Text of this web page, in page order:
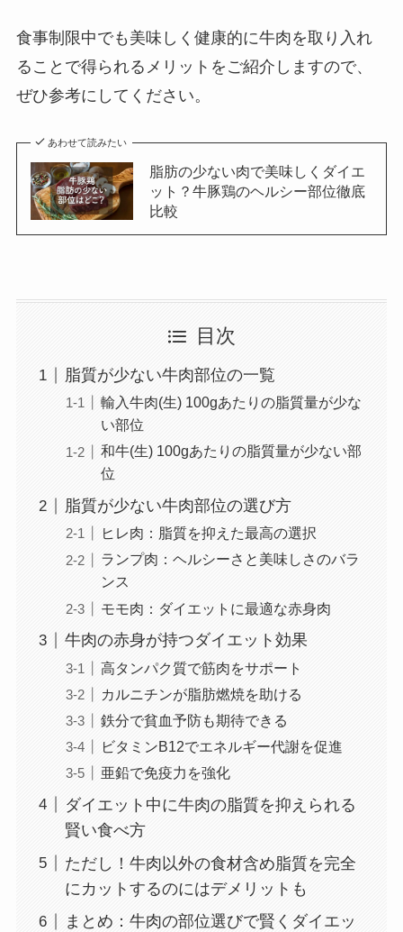
食事制限中でも美味しく健康的に牛肉を取り入れ
ることで得られるメリットをご紹介しますので、
ぜひ参考にしてください。
あわせて読みたい
脂肪の少ない肉で美味しくダイエ
ット？牛豚鶏のヘルシー部位徹底
比較
目次
脂質が少ない牛肉部位の一覧
輸入牛肉(生) 100gあたりの脂質量が少な
い部位
和牛(生) 100gあたりの脂質量が少ない部
位
脂質が少ない牛肉部位の選び方
ヒレ肉：脂質を抑えた最高の選択
ランプ肉：ヘルシーさと美味しさのバラ
ンス
モモ肉：ダイエットに最適な赤身肉
牛肉の赤身が持つダイエット効果
高タンパク質で筋肉をサポート
カルニチンが脂肪燃焼を助ける
鉄分で貧血予防も期待できる
ビタミンB12でエネルギー代謝を促進
亜鉛で免疫力を強化
ダイエット中に牛肉の脂質を抑えられる
賢い食べ方
ただし！牛肉以外の食材含め脂質を完全
にカットするのにはデメリットも
まとめ：牛肉の部位選びで賢くダイエッ